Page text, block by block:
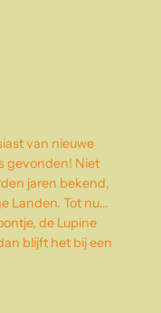
van nieuwe
gevonden! Niet
jaren bekend,
Landen. Tot nu…
de Lupine
blijft het bij een